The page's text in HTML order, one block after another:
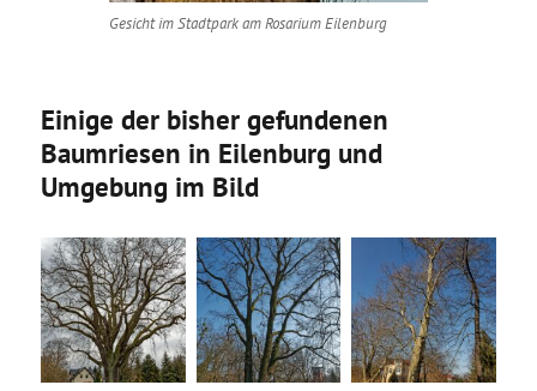
Gesicht im Stadtpark am Rosarium Eilenburg
Einige der bisher gefundenen
Baumriesen in Eilenburg und
Umgebung im Bild